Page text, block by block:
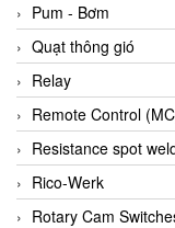
Black Box
BlackBox Vietnam
BLAGDON PUMP
Bloom Engineering
Boneng
Bopp & Reuther
Bosch
Pum - Bơm
Quạt thông gió
Relay
Remote Control
Resistance spot
Rico-Werk
Rotary Cam